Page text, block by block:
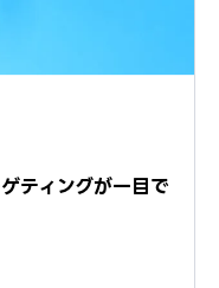
ティングが一目で